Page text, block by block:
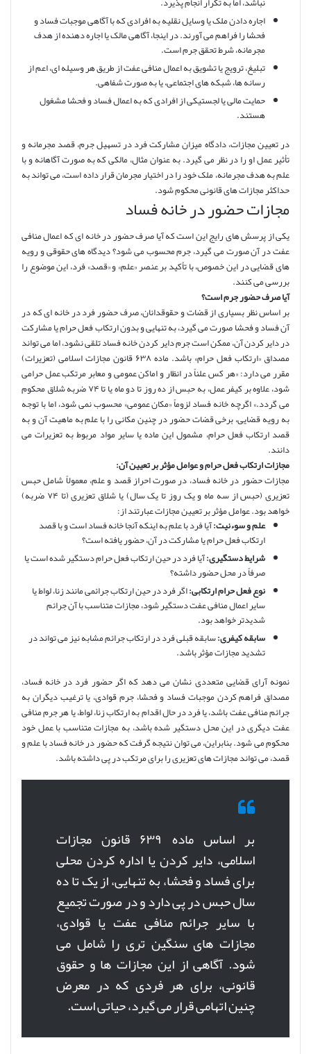
اجاره دادن ملک یا وسایل نقلیه به افرادی که با آگاهی موجبات فساد و
فحشا را فراهم می آورند. در اینجا، آگاهی مالک یا اجاره دهنده از هدف
مجرمانه، شرط تحقق جرم است.
تبلیغ، ترویج یا تشویق به اعمال منافی عفت از طریق هر وسیله ای، اعم از
رسانه ها، شبکه های اجتماعی، یا به صورت شفاهی.
حمایت مالی یا لجستیکی از افرادی که به اعمال فساد و فحشا مشغول
هستند.
در تعیین مجازات، دادگاه میزان مشارکت فرد در تسهیل جرم، قصد مجرمانه و
تأثیر عمل او را در نظر می گیرد. به عنوان مثال، مالکی که به صورت آگاهانه و با
علم به هدف مجرمانه، ملک خود را در اختیار مجرمان قرار داده است، می تواند به
حداکثر مجازات های قانونی محکوم شود.
مجازات حضور در خانه فساد
یکی از پرسش های رایج این است که آیا صرف حضور در خانه ای که اعمال منافی
عفت در آن صورت می گیرد، جرم محسوب می شود؟ دیدگاه های حقوقی و رویه
های قضایی در این خصوص، با تأکید بر عنصر «علم» و «قصد» فرد، این موضوع را
بررسی می کنند.
آیا صرف حضور جرم است؟
بر اساس نظر بسیاری از قضات و حقوقدانان، صرف حضور فرد در خانه ای که در
آن فساد و فحشا صورت می گیرد، به تنهایی و بدون ارتکاب فعل حرام یا مشارکت
در دایر کردن آن، ممکن است جرم دایر کردن خانه فساد تلقی نشود، اما می تواند
مصداق «ارتکاب فعل حرام» باشد. ماده ۶۳۸ قانون مجازات اسلامی (تعزیرات)
مقرر می دارد: «هر کس علناً در انظار و اماکن عمومی و معابر مرتکب عمل حرامی
شود، علاوه بر کیفر عمل، به حبس از ده روز تا دو ماه یا تا ۷۴ ضربه شلاق محکوم
می گردد.» اگرچه خانه فساد لزوماً «مکان عمومی» محسوب نمی شود، اما با توجه
به رویه قضایی، برخی قضات حضور در چنین مکانی را با علم به ماهیت آن و به
قصد ارتکاب فعل حرام، مشمول این ماده یا سایر مواد مربوط به تعزیرات می
دانند.
مجازات ارتکاب فعل حرام و عوامل مؤثر بر تعیین آن:
مجازات حضور در خانه فساد، در صورت احراز قصد و علم، معمولاً شامل حبس
تعزیری (حبس از سه ماه و یک روز تا یک سال) یا شلاق تعزیری (تا ۷۴ ضربه)
خواهد بود. عوامل مؤثر بر تعیین مجازات عبارتند از:
علم و سوءنیت:آیا فرد با علم به اینکه آنجا خانه فساد است و با قصد
ارتکاب فعل حرام یا مشارکت در آن، حضور یافته است؟
شرایط دستگیری:آیا فرد در حین ارتکاب فعل حرام دستگیر شده است یا
صرفاً در محل حضور داشته؟
نوع فعل حرام ارتکابی:اگر فرد در حین ارتکاب جرائمی مانند زنا، لواط یا
سایر اعمال منافی عفت دستگیر شود، مجازات متناسب با آن جرائم
شدیدتر خواهد بود.
سابقه کیفری:سابقه قبلی فرد در ارتکاب جرائم مشابه نیز می تواند در
تشدید مجازات مؤثر باشد.
نمونه آرای قضایی متعددی نشان می دهد که اگر حضور فرد در خانه فساد،
مصداق فراهم کردن موجبات فساد و فحشا، جرم قوادی، یا ترغیب دیگران به
جرائم منافی عفت باشد، یا فرد در حال اقدام به ارتکاب زنا، لواط، یا هر جرم منافی
عفت دیگری در این محل دستگیر شده باشد، به مجازات متناسب با عمل خود
محکوم می شود. بنابراین، می توان نتیجه گرفت که حضور در خانه فساد با علم و
قصد، می تواند مجازات های تعزیری را برای مرتکب در پی داشته باشد.
بر اساس ماده ۶۳۹ قانون مجازات
اسلامی، دایر کردن یا اداره کردن محلی
برای فساد و فحشا، به تنهایی، از یک تا ده
سال حبس در پی دارد و در صورت تجمیع
با سایر جرائم منافی عفت یا قوادی،
مجازات های سنگین تری را شامل می
شود. آگاهی از این مجازات ها و حقوق
قانونی، برای هر فردی که در معرض
چنین اتهامی قرار می گیرد، حیاتی است.